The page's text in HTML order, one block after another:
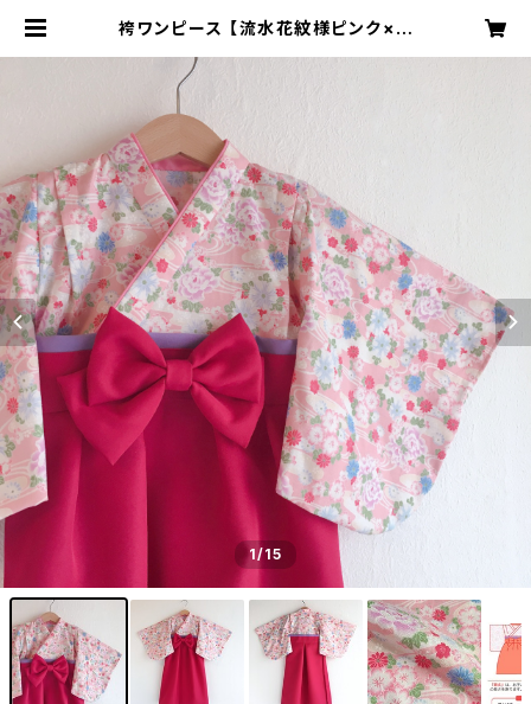
袴ワンピース 【流水花紋様ピンク×ワ
帯】ベビー袴・袴ロンパース・女の子・
お食い初め・ひな祭り・七五三・着物 |
咲楽工房-SAKURA 公式ショップ
1/15